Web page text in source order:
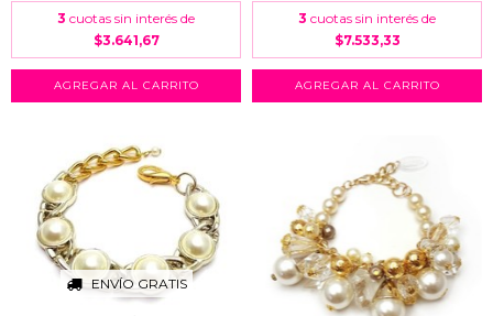
3 cuotas sin interés de
$3.641,67
3 cuotas sin interés de
$7.533,33
AGREGAR AL CARRITO
ENVÍO GRATIS